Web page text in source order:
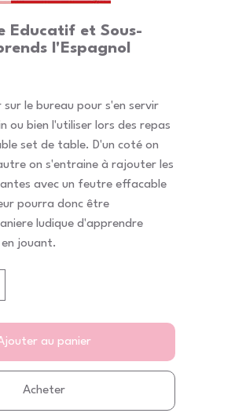
Educatif et Sous-
l'Espagnol
le bureau pour s'en servir
ou bien l'utiliser lors des repas
set de table. D'un coté on
on s'entraine à rajouter les
avec un feutre effacable
pourra donc être
ludique d'apprendre
jouant.
au panier
Acheter